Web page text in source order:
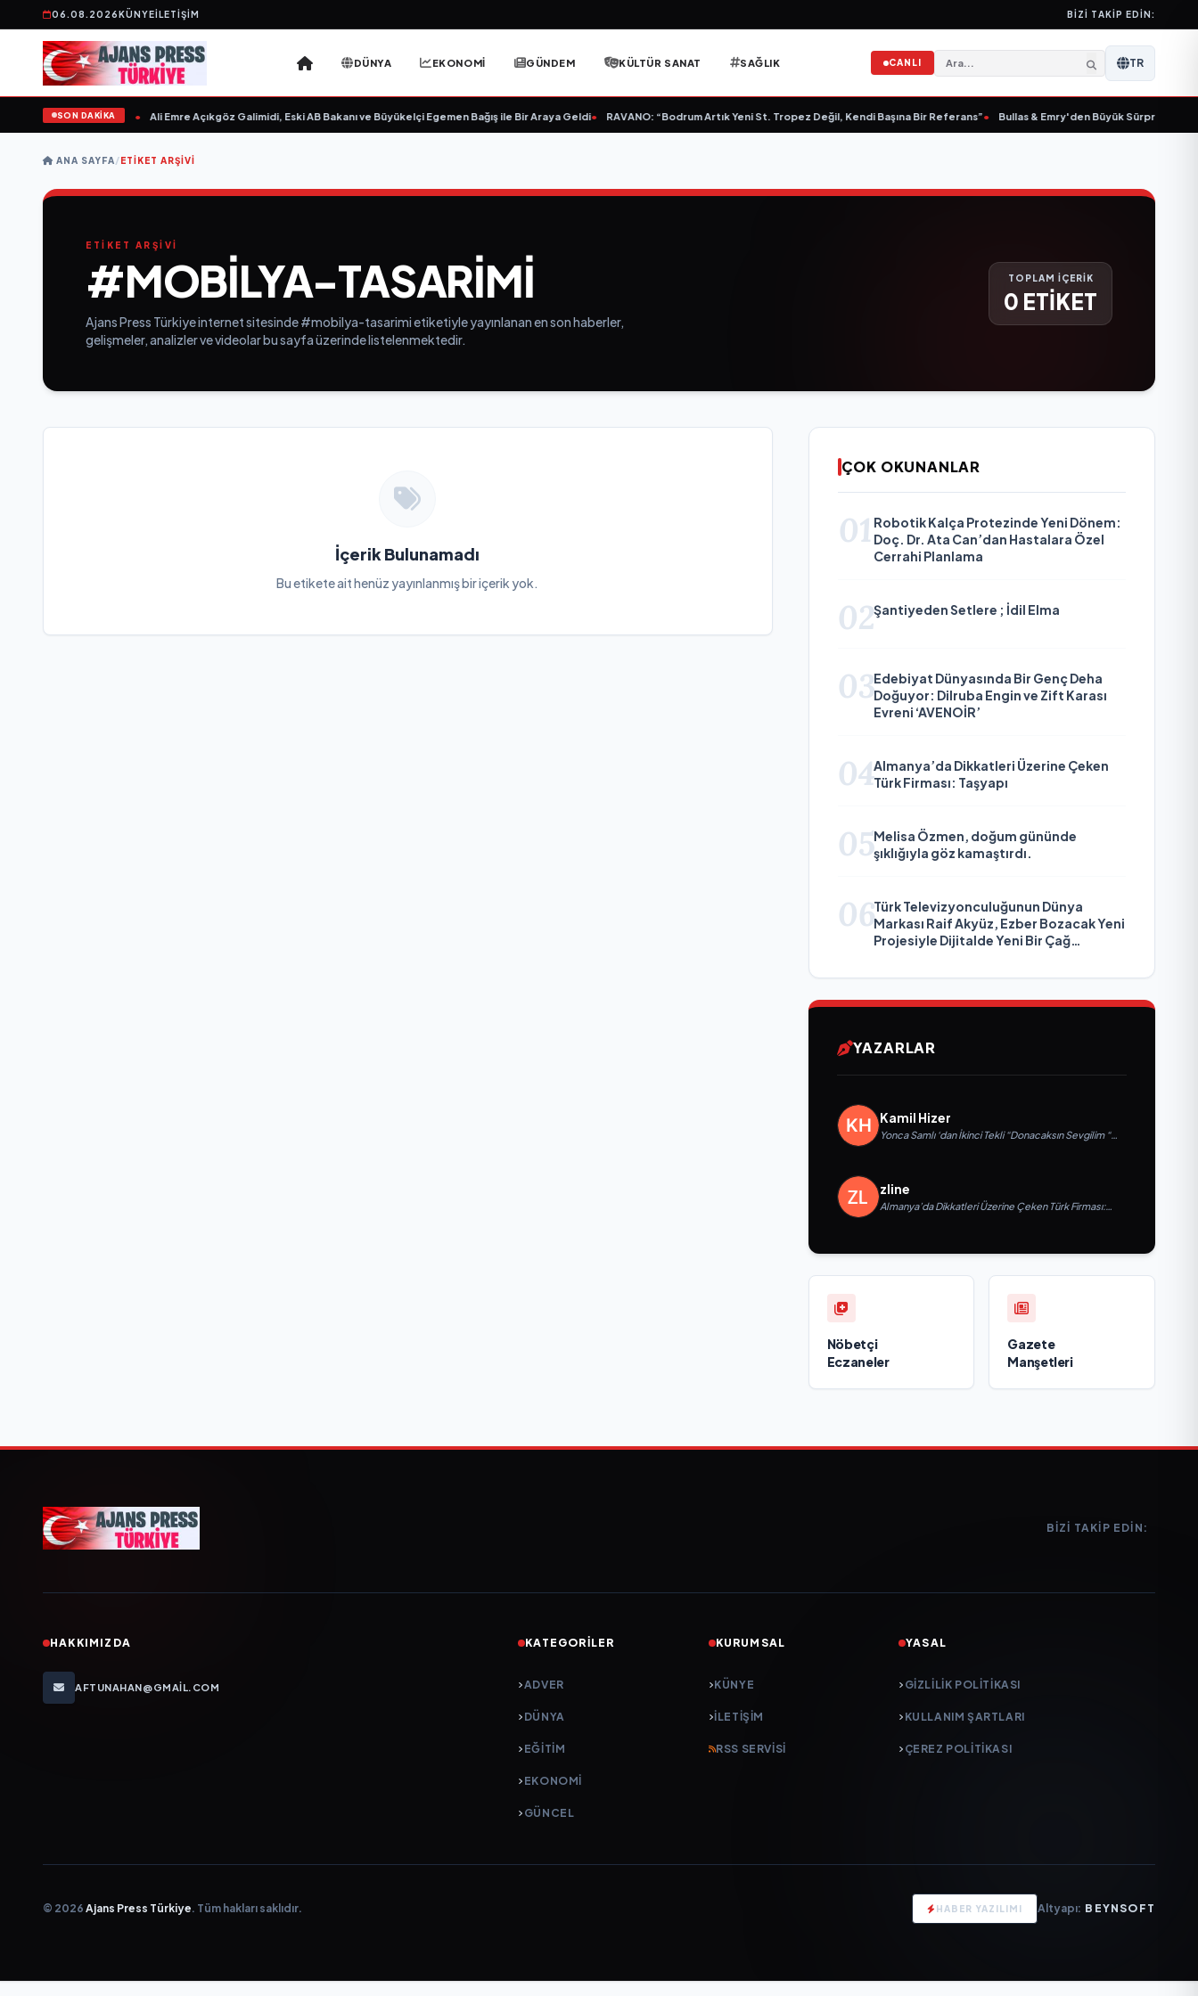
06.08.2026KÜNYEİLETIŞIM BIZI TAKIP EDIN:
DÜNYA EKONOMİ GÜNDEM KÜLTÜR SANAT SAĞLIK CANLI TR
SON DAKİKA
Sevgilim “ yayımlandı Ali Emre Açıkgöz Galimidi, Eski AB Bakanı ve Büyükelçi Egemen Bağış ile Bir Araya Geldi• RAVANO: “Bodrum Artık Yeni St. Tropez Değil, Kendi Başına Bir Referans”• Bullas & Emry'den Büyük Sürpriz! "Kaç
ANA SAYFA/ETIKET ARŞIVI
ETİKET ARŞİVİ
#MOBILYA-TASARIMI
Ajans Press Türkiye internet sitesinde #mobilya-tasarimi etiketiyle yayınlanan en son haberler,
gelişmeler, analizler ve videolar bu sayfa üzerinde listelenmektedir.
TOPLAM İÇERİK
0 ETİKET
İçerik Bulunamadı
Bu etikete ait henüz yayınlanmış bir içerik yok.
ÇOK OKUNANLAR
01 Robotik Kalça Protezinde Yeni Dönem:
Doç. Dr. Ata Can’dan Hastalara Özel
Cerrahi Planlama
02Şantiyeden Setlere ; İdil Elma
03Edebiyat Dünyasında Bir Genç Deha
Doğuyor: Dilruba Engin ve Zift Karası
Evreni ‘AVENOİR’
04Almanya’da Dikkatleri Üzerine Çeken
Türk Firması: Taşyapı
05Melisa Özmen, doğum gününde
şıklığıyla göz kamaştırdı.
06Türk Televizyonculuğunun Dünya
Markası Raif Akyüz, Ezber Bozacak Yeni
Projesiyle Dijitalde Yeni Bir Çağ
YAZARLAR
Kamil Hizer
Yonca Samlı ‘dan İkinci Tekli “Donacaksın Sevgilim “
zline
Almanya’da Dikkatleri Üzerine Çeken Türk Firması:
Nöbetçi
Eczaneler
Gazete
Manşetleri
BIZI TAKIP EDIN:
HAKKIMIZDA
AFTUNAHAN@GMAIL.COM
KATEGORILER
ADVER
DÜNYA
EĞİTİM
EKONOMİ
GÜNCEL
KURUMSAL
KÜNYE
İLETIŞIM
RSS SERVISI
YASAL
GIZLILIK POLITIKASI
KULLANIM ŞARTLARI
ÇEREZ POLITIKASI
© 2026 Ajans Press Türkiye. Tüm hakları saklıdır. HABER YAZILIMI Altyapı: BEYNSOFT